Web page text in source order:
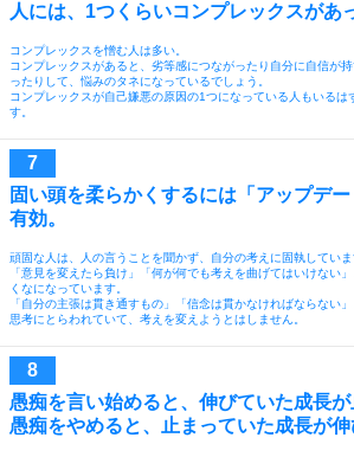
人には、1つくらいコンプレックスがあ
コンプレックスを憎む人は多い。
コンプレックスがあると、劣等感につながったり自分に自信が
ったりして、悩みのタネになっているでしょう。
コンプレックスが自己嫌悪の原因の1つになっている人もいるは
す。
固い頭を柔らかくするには「アップデ
有効。
頑固な人は、人の言うことを聞かず、自分の考えに固執していま
「意見を変えたら負け」「何が何でも考えを曲げてはいけない
くなになっています。
「自分の主張は貫き通すもの」「信念は貫かなければならない」
思考にとらわれていて、考えを変えようとはしません。
愚痴を言い始めると、伸びていた成長が
愚痴をやめると、止まっていた成長が伸